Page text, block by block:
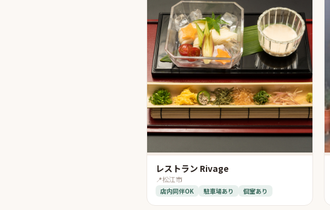
レストラン Rivage
📍松江市
店内同伴OK 駐車場あり 個室あり